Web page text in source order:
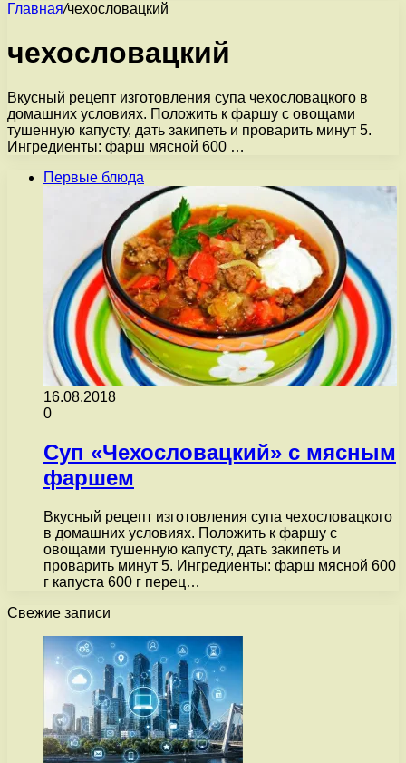
Главная/чехословацкий
чехословацкий
Вкусный рецепт изготовления супа чехословацкого в
домашних условиях. Положить к фаршу с овощами
тушенную капусту, дать закипеть и проварить минут 5.
Ингредиенты: фарш мясной 600 …
Первые блюда
16.08.2018
0
Суп «Чехословацкий» с мясным
фаршем
Вкусный рецепт изготовления супа чехословацкого
в домашних условиях. Положить к фаршу с
овощами тушенную капусту, дать закипеть и
проварить минут 5. Ингредиенты: фарш мясной 600
г капуста 600 г перец…
Свежие записи